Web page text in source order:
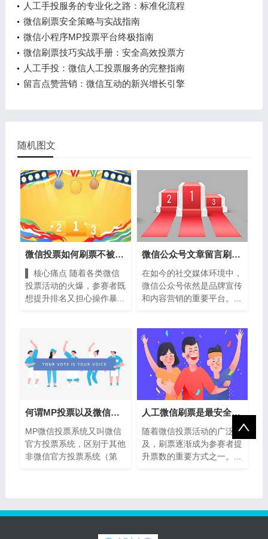
人工手投服务的专业化之路：标准化流程
微信刷票安全策略与实战指南
微信小程序MP投票平台终极指南
微信刷票技巧实战手册：安全高效投票方
人工手投：微信人工投票服务的完整指南
留言点赞营销：微信互动的新兴增长引擎
随机图文
微信投票如何刷票不被发现？详解安全刷
▌ 核心痛点 随着各类微信
投票活动的火爆，参赛者既
想提升排名又担心操作暴...
微信公众号文章留言刷点赞的完整指南
在如今的社交媒体环境中，
微信公众号依然是品牌宣传
和内容营销的重要平台。...
何谓MP投票以及微信MP投票的分类
MP微信投票系统又叫微信
官方投票系统，区别于其他
非微信官方投票系统（第
人工微信刷票是最安全的吗？深度解析及
随着微信投票活动的广泛普
及，刷票逐渐成为参赛者提
升票数的重要方式之一。...